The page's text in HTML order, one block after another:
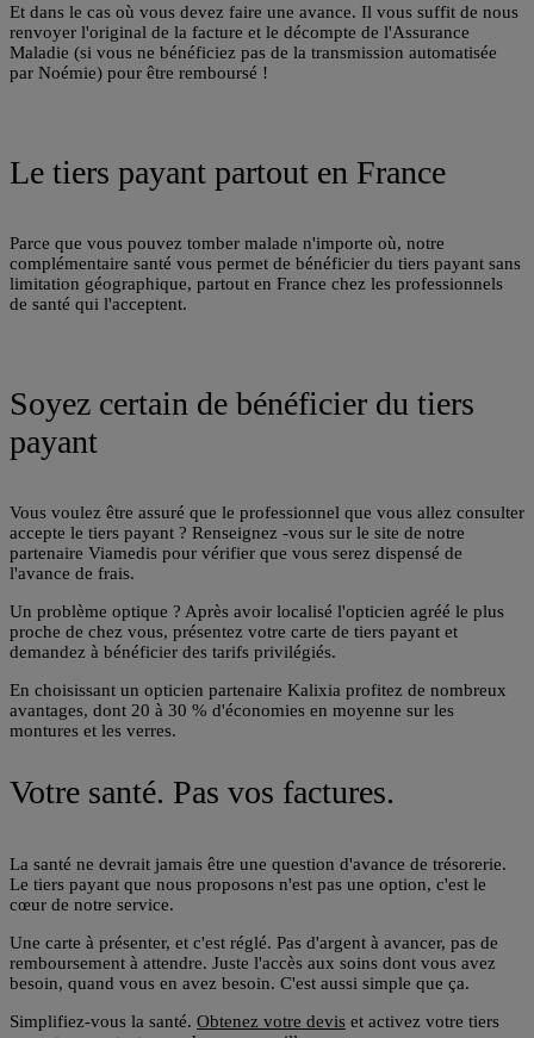
Et dans le cas où vous devez faire une avance. Il vous suffit de nous
renvoyer l'original de la facture et le décompte de l'Assurance
Maladie (si vous ne bénéficiez pas de la transmission automatisée
par Noémie) pour être remboursé !
Le tiers payant partout en France
Parce que vous pouvez tomber malade n'importe où, notre
complémentaire santé vous permet de bénéficier du tiers payant sans
limitation géographique, partout en France chez les professionnels
de santé qui l'acceptent.
Soyez certain de bénéficier du tiers
payant
Vous voulez être assuré que le professionnel que vous allez consulter
accepte le tiers payant ? Renseignez -vous sur le site de notre
partenaire Viamedis pour vérifier que vous serez dispensé de
l'avance de frais.
Un problème optique ? Après avoir localisé l'opticien agréé le plus
proche de chez vous, présentez votre carte de tiers payant et
demandez à bénéficier des tarifs privilégiés.
En choisissant un opticien partenaire Kalixia profitez de nombreux
avantages, dont 20 à 30 % d'économies en moyenne sur les
montures et les verres.
Votre santé. Pas vos factures.
La santé ne devrait jamais être une question d'avance de trésorerie.
Le tiers payant que nous proposons n'est pas une option, c'est le
cœur de notre service.
Une carte à présenter, et c'est réglé. Pas d'argent à avancer, pas de
remboursement à attendre. Juste l'accès aux soins dont vous avez
besoin, quand vous en avez besoin. C'est aussi simple que ça.
Simplifiez-vous la santé. Obtenez votre devis et activez votre tiers